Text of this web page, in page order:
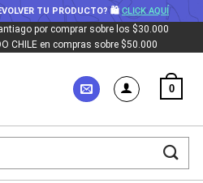
TU PRODUCTO? 🛍CLICK AQUÍ
por comprar sobre los $30.000
CHILE en compras sobre $50.000
0